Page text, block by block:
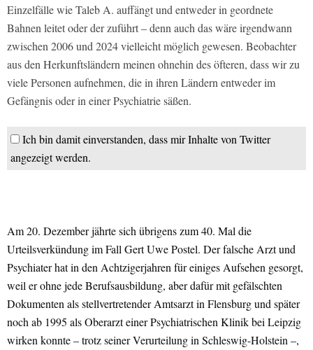
Einzelfälle wie Taleb A. auffängt und entweder in geordnete
Bahnen leitet oder der zuführt – denn auch das wäre irgendwann
zwischen 2006 und 2024 vielleicht möglich gewesen. Beobachter
aus den Herkunftsländern meinen ohnehin des öfteren, dass wir zu
viele Personen aufnehmen, die in ihren Ländern entweder im
Gefängnis oder in einer Psychiatrie säßen.
Ich bin damit einverstanden, dass mir Inhalte von Twitter
angezeigt werden.
Am 20. Dezember jährte sich übrigens zum 40. Mal die
Urteilsverkündung im Fall Gert Uwe Postel. Der falsche Arzt und
Psychiater hat in den Achtzigerjahren für einiges Aufsehen gesorgt,
weil er ohne jede Berufsausbildung, aber dafür mit gefälschten
Dokumenten als stellvertretender Amtsarzt in Flensburg und später
noch ab 1995 als Oberarzt einer Psychiatrischen Klinik bei Leipzig
wirken konnte – trotz seiner Verurteilung in Schleswig-Holstein –,